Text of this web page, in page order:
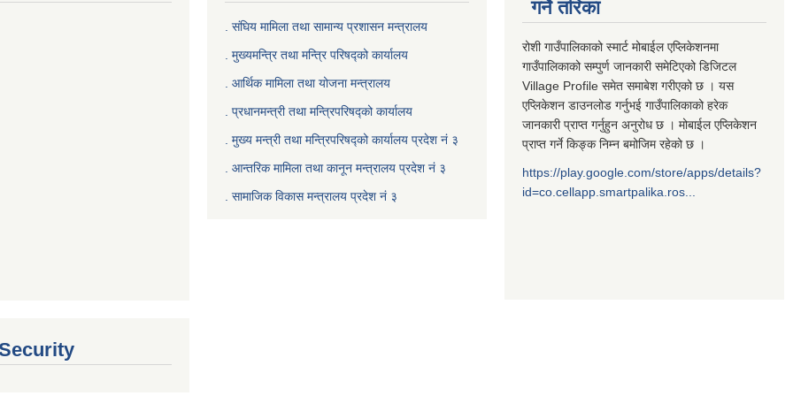
. संघिय मामिला तथा सामान्य प्रशासन मन्त्रालय
. मुख्यमन्त्रि तथा मन्त्रि परिषद्को कार्यालय
. आर्थिक मामिला तथा योजना मन्त्रालय
. प्रधानमन्त्री तथा मन्त्रिपरिषद्को कार्यालय
मुख्य मन्त्री तथा मन्त्रिपरिषद्को कार्यालय प्रदेश नं ३
आन्तरिक मामिला तथा कानून मन्त्रालय प्रदेश नं ३
सामाजिक विकास मन्त्रालय प्रदेश नं ३
गर्ने तरिका
रोशी गाउँपालिकाको स्मार्ट मोबाईल एप्लिकेशनमा
गाउँपालिकाको सम्पुर्ण जानकारी समेटिएको डिजिटल
Village Profile समेत समाबेश गरीएको छ । यस
एप्लिकेशन डाउनलोड गर्नुभई गाउँपालिकाको हरेक
जानकारी प्राप्त गर्नुहुन अनुरोध छ । मोबाईल एप्लिकेशन
प्राप्त गर्ने किङ्क निम्न बमोजिम रहेको छ ।
https://play.google.com/store/apps/details?
id=co.cellapp.smartpalika.ros...